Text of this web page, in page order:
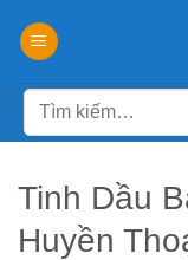
đến
dungTìm
kiếm:
Tinh Dầu
Huyền